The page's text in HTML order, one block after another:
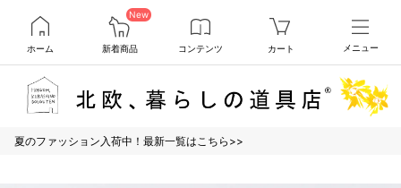
ホーム
New
新着商品 コンテンツ カート メニュー
夏のファッション入荷中！最新一覧はこちら>>